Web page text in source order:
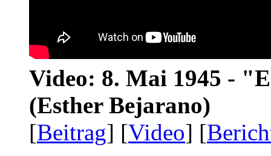
Video: 8. Mai 1945 -
(Esther Bejarano)
[Beitrag] [Video] [